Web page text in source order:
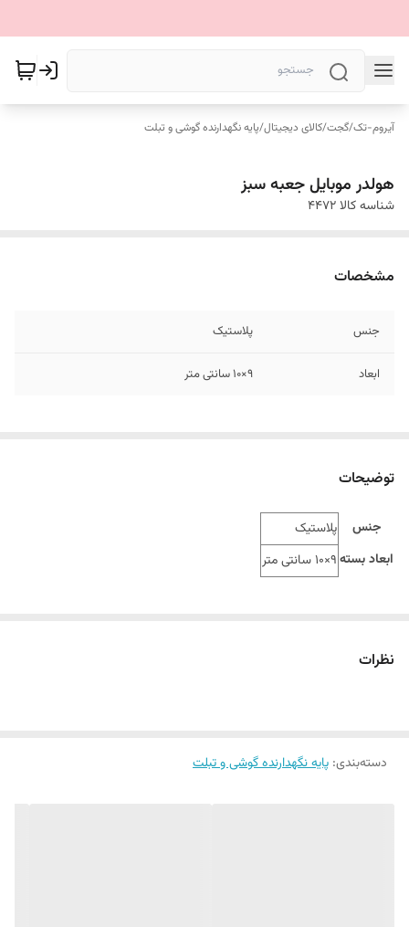
آیروم-تک/گجت/کالای دیجیتال/پایه نگهدارنده گوشی و تبلت
هولدر موبایل جعبه سبز
شناسه کالا4472
مشخصات
جنس پلاستیک
ابعاد 9×10 سانتی متر
توضیحات
جنس
پلاستیک
ابعاد بسته9×10 سانتی متر
نظرات
دسته‌بندی: پایه نگهدارنده گوشی و تبلت